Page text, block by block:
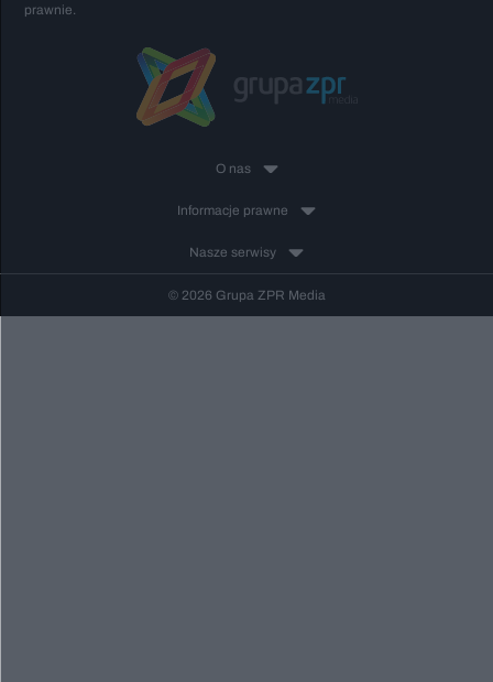
prawnie.
O nas
Informacje prawne
Nasze serwisy
© 2026 Grupa ZPR Media